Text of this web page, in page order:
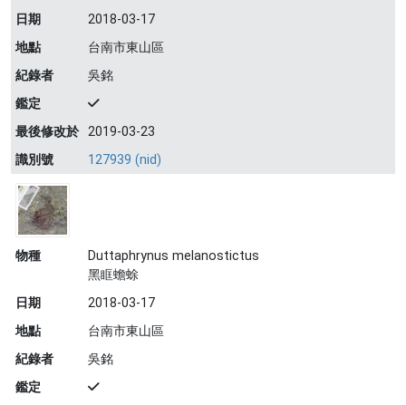
日期
2018-03-17
地點
台南市東山區
紀錄者
吳銘
鑑定
最後修改於 2019-03-23
識別號
127939 (nid)
物種
Duttaphrynus melanostictus
黑眶蟾蜍
日期
2018-03-17
地點
台南市東山區
紀錄者
吳銘
鑑定